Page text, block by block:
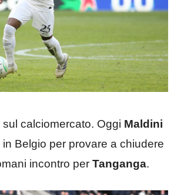
calciomercato. Oggi Maldini
Belgio per provare a chiudere
incontro per Tanganga.